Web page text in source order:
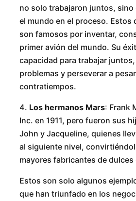
no solo trabajaron juntos, sino
el mundo en el proceso. Estos
son famosos por inventar,
primer avión del mundo. Su
capacidad para trabajar
problemas y perseverar a
contratiempos.
4. Los hermanos Mars: Frank
Inc. en 1911, pero fueron sus
John y Jacqueline, quienes
al siguiente nivel,
mayores fabricantes de dulces
Estos son solo algunos
que han triunfado en los